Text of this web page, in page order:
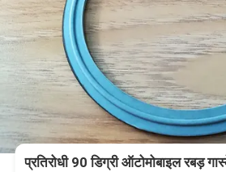
प्रतिरोधी 90 डिग्री ऑटोमोबाइल रबड़